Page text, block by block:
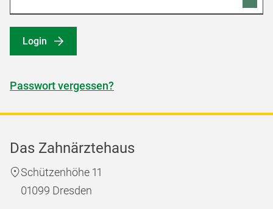
Login
Passwort vergessen?
Das Zahnärztehaus
Schützenhöhe 11
01099 Dresden